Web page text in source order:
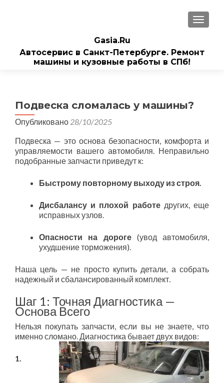
Gasia.Ru
Автосервис в Санкт-Петербурге. Ремонт
машины и кузовные работы в СПб!
Подвеска сломалась у машины?
Опубликовано 28/10/2025
Подвеска — это основа безопасности, комфорта и
управляемости вашего автомобиля. Неправильно
подобранные запчасти приведут к:
Быстрому повторному выходу из строя.
Дисбалансу и плохой работедругих, еще
исправных узлов.
Опасности на дороге(увод автомобиля,
ухудшение торможения).
Наша цель — не просто купить детали, а собрать
надежный и сбалансированный комплект.
Шаг 1: Точная Диагностика —
Основа Всего
Нельзя покупать запчасти, если вы не знаете, что
именно сломано. Диагностика бывает двух видов:
1.